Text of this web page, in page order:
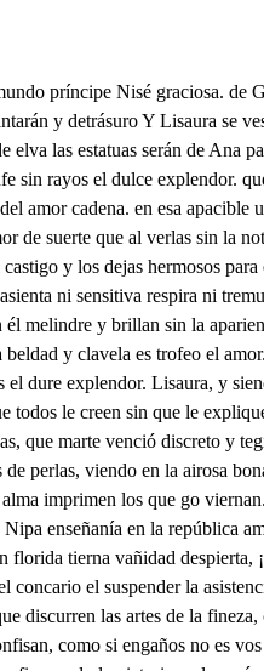
motivo de sabezla, que cuando lo soberano en sus luces reverbera no tiene el humano aliento modo de copiar su esencia sin que antes de ser imagen como nube se disculva pareciendo desengaño antes que altiviz parecca y sobrando a mi discurso tanta majestad interna que compoñe al corazón el dosel de la modescía diré que sin el peligro de injustas frases prosera de amor, sabré vencer Lesaura, Escúchame atenta suceso con que te adoores, y supuesto y que me acuerda de ese riesgo castigado la sobornada advertencia aunque rompa a tu discurso el celo que enclaras hebras de bana, sin artificio la voz de tu entelccencia te referiré de un mudo accidente, la despuesta claridad donde se vio tirana la contingencia, cuando quiso esta mañana bever el alba halequeña en bucazo de las rosas dulce Grana señolienta, melendre en cahe dirado dsio. en vaso de espinas rectar cuando sacudiendo el viento el manto de las tinieblas subieron los arreboles y bajaron las estrellas siendo en igual movimiento bien que en acciones diversas las sombras, desmayos vivos y las luces vidas muertas, entre en el jardín gusada de la afición que me lleva a la pompa floreciente donde cándida malteas fuerce arrullos vejetables lazos deshodados mezcía, al susurro argumentoso de nunca ocipsas avejas. que ocupando varios sitios cuantas parecen inquietas que tal vez desde las rosas corriendo a las azucenas con la púrpura que cupan la